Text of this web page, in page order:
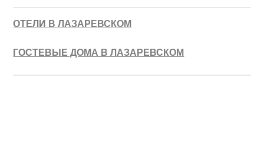
ОТЕЛИ В ЛАЗАРЕВСКОМ
ГОСТЕВЫЕ ДОМА В ЛАЗАРЕВСКОМ